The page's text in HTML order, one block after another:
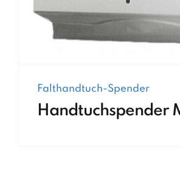
Falthandtuch-Spender
Handtuchspender